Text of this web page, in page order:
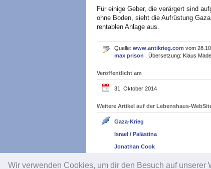
Wir verwenden Cookies, um dir den Besuch auf unserer
Für einige Geber, die verärgert sind
ohne Boden, sieht die Aufrüstung
rentablen Anlage aus.
Quelle: www.antikrieg.com vom
max prison
. Übersetzung: Klaus
Veröffentlicht am
31. Oktober 2014
Weitere Artikel auf der Lebenshaus-
Gaza-Krieg
Israel / Palästina
Jonathan Cook